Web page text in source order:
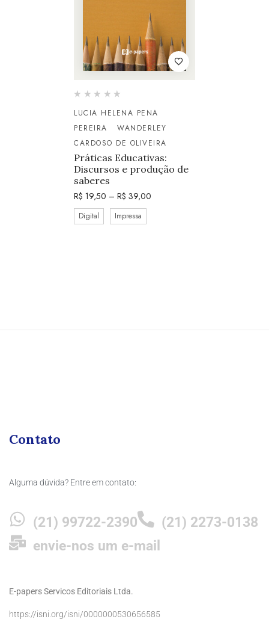
LUCIA HELENA PENA
PEREIRA
WANDERLEY
CARDOSO DE OLIVEIRA
Práticas Educativas:
Discursos e produção de
saberes
R$ 19,50 – R$ 39,00
Digital Impressa
Contato
Alguma dúvida? Entre em contato:
(21) 99722-2390
(21) 2273-0138
envie-nos um e-mail
E-papers Servicos Editoriais Ltda.
https://isni.org/isni/0000000530656585